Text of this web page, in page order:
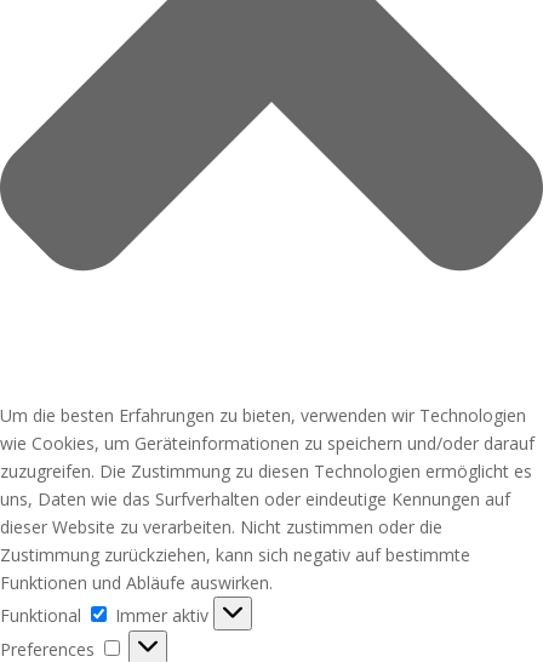
Um die besten Erfahrungen zu bieten, verwenden wir Technologien
wie Cookies, um Geräteinformationen zu speichern und/oder darauf
zuzugreifen. Die Zustimmung zu diesen Technologien ermöglicht es
uns, Daten wie das Surfverhalten oder eindeutige Kennungen auf
dieser Website zu verarbeiten. Nicht zustimmen oder die
Zustimmung zurückziehen, kann sich negativ auf bestimmte
Funktionen und Abläufe auswirken.
Funktional
Funktional
Immer aktiv
Preferences
Preferences